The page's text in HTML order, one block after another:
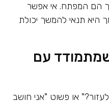
הם המפתח. אי אפשר
היא תנאי להמשך יכולת
עם
או פשוט "אני חושב